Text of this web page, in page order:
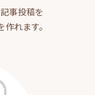
事投稿を
れます。